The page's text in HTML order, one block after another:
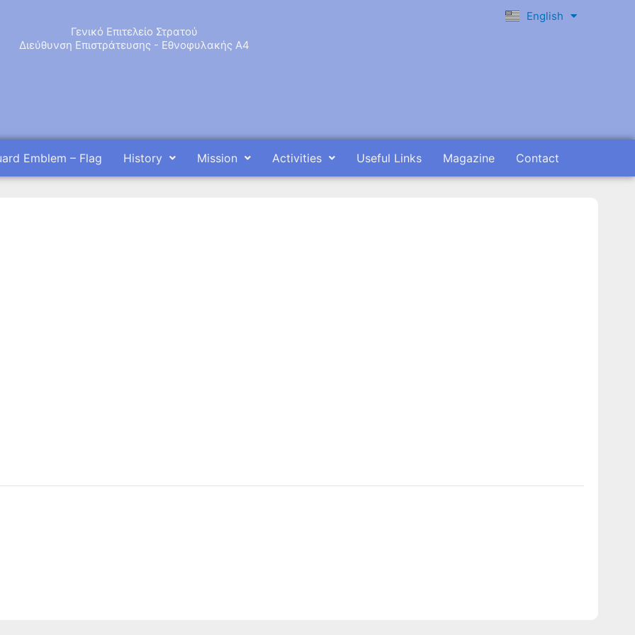
Γενικό Επιτελείο Στρατού
Διεύθυνση Επιστράτευσης - Εθνοφυλακής Α4
English
Ελληνικά
Emblem – Flag History Mission Activities Useful Links Magazine Contact